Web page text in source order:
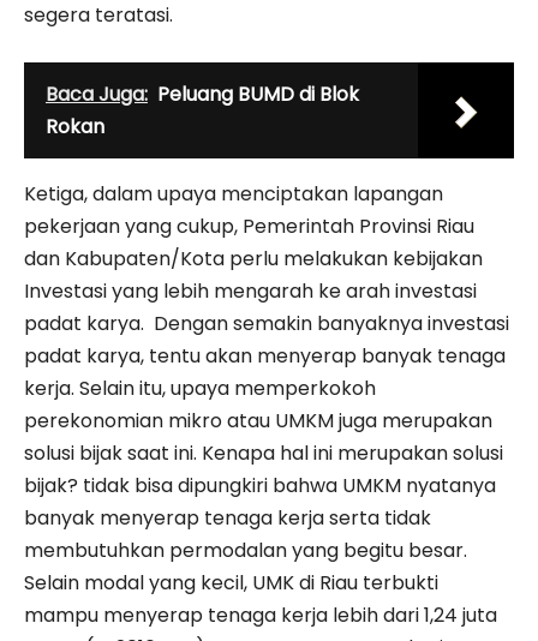
segera teratasi.
Baca Juga: Peluang BUMD di Blok
Rokan
Ketiga, dalam upaya menciptakan lapangan
pekerjaan yang cukup, Pemerintah Provinsi Riau
dan Kabupaten/Kota perlu melakukan kebijakan
Investasi yang lebih mengarah ke arah investasi
padat karya. Dengan semakin banyaknya investasi
padat karya, tentu akan menyerap banyak tenaga
kerja. Selain itu, upaya memperkokoh
perekonomian mikro atau UMKM juga merupakan
solusi bijak saat ini. Kenapa hal ini merupakan solusi
bijak? tidak bisa dipungkiri bahwa UMKM nyatanya
banyak menyerap tenaga kerja serta tidak
membutuhkan permodalan yang begitu besar.
Selain modal yang kecil, UMK di Riau terbukti
mampu menyerap tenaga kerja lebih dari 1,24 juta